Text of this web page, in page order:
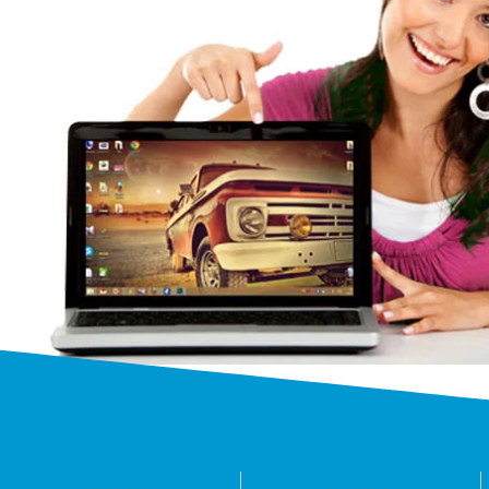
Ремонт
профессия
Мы выполняем ремонт
моделей и производителей